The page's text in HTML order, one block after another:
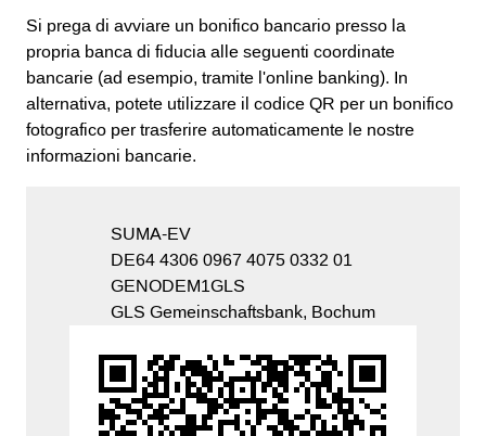
Si prega di avviare un bonifico bancario presso la
propria banca di fiducia alle seguenti coordinate
bancarie (ad esempio, tramite l'online banking). In
alternativa, potete utilizzare il codice QR per un bonifico
fotografico per trasferire automaticamente le nostre
informazioni bancarie.
SUMA-EV
DE64 4306 0967 4075 0332 01
GENODEM1GLS
GLS Gemeinschaftsbank, Bochum